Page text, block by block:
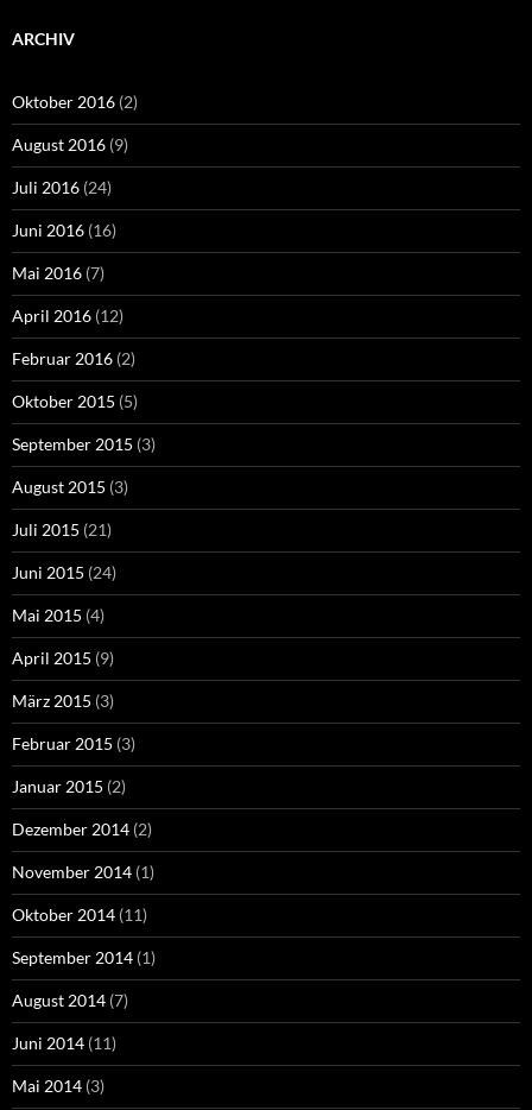
ARCHIV
Oktober 2016 (2)
August 2016 (9)
Juli 2016 (24)
Juni 2016 (16)
Mai 2016 (7)
April 2016 (12)
Februar 2016 (2)
Oktober 2015 (5)
September 2015 (3)
August 2015 (3)
Juli 2015 (21)
Juni 2015 (24)
Mai 2015 (4)
April 2015 (9)
März 2015 (3)
Februar 2015 (3)
Januar 2015 (2)
Dezember 2014 (2)
November 2014 (1)
Oktober 2014 (11)
September 2014 (1)
August 2014 (7)
Juni 2014 (11)
Mai 2014 (3)